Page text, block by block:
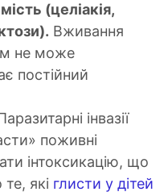
(целіакія,
Вживання
не може
постійний
інвазії
поживні
інтоксикацію, що
які глисти у дітей